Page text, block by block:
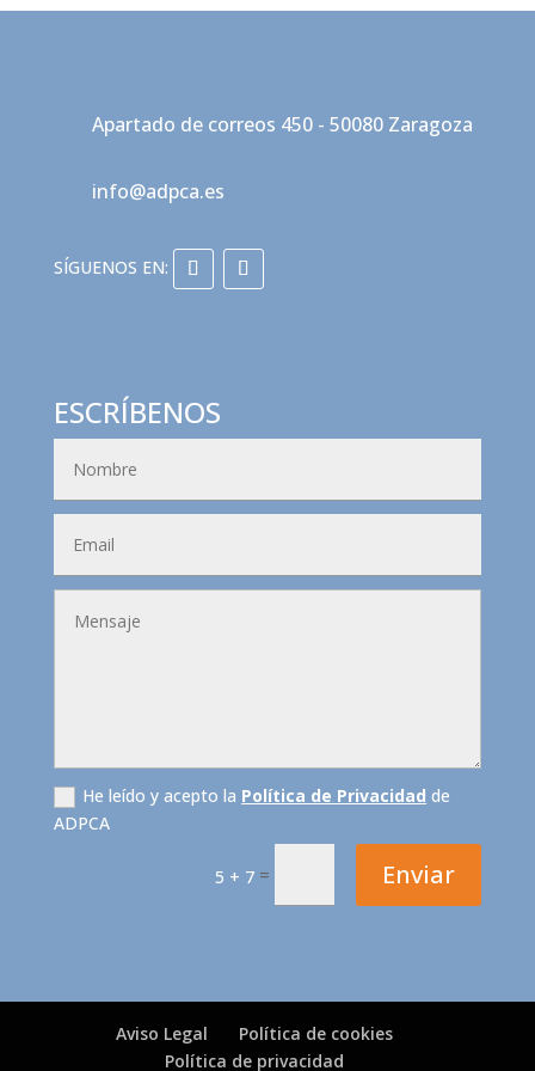
Apartado de correos 450 - 50080 Zaragoza
info@adpca.es
ESCRÍBENOS
He leído y acepto la Política de Privacidad de
ADPCA
5 + 7 = Enviar
Aviso Legal
Política de cookies
Política de privacidad